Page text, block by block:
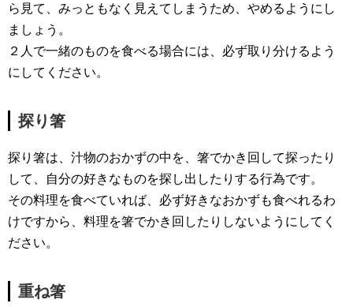
ら見て、みっともなく見えてしまうため、やめるようにし
ましょう。
２人で一緒のものを食べる場合には、必ず取り分けるよう
にしてください。
探り箸
探り箸は、汁物のおかずの中を、箸でかき回して探ったり
して、自分の好きなものを探し出したりする行為です。
その料理を食べていれば、必ず好きなおかずも食べれるわ
けですから、料理を箸でかき回したりしないようにしてく
ださい。
重ね箸